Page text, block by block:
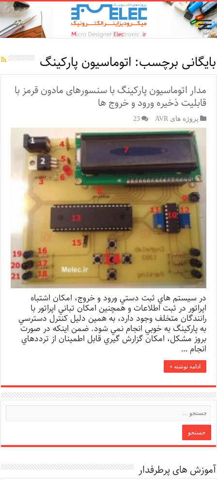
بایگانی برچسب: اتوماسیون پارکینگ
مدار اتوماسیون پارکینگ با سنسورهای مادون قرمز با
قابلیت ذخیره ورود و خروج ها
پروژه های AVR 23
در سيستم هاي ثبت دستي ورود و خروج، امكان اشتباه
اپراتور در ثبت اطلاعات و همچنين امكان تباني اپراتور با
رانندگان متخلف وجود دارد، به همين دليل كنترل دسترسي
به پاركينگ به خوبي انجام نمي شود. ضمن اينكه در صورت
بروز مشكل، امكان گزارش گيري قابل اطمينان از ترددهاي
انجام …
ادامه نوشته »
آموزش های پرطرفدار